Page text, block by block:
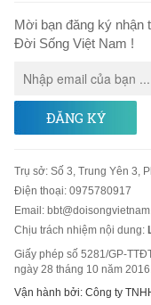
Mời bạn đăng ký nhận
Đời Sống Việt Nam !
ĐĂNG KÝ
Trụ sở: Số 3, Trung Yên 3,
Điện thoại: 0975780917
Email :
Chịu trách nhiệm nội dung:
Giấy phép số 5281/GP-
ngày 28 tháng 10 năm
Vận hành bởi: Công ty